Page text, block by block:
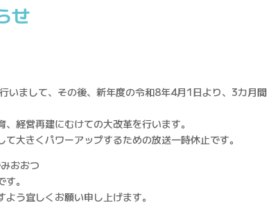
せ
いまして、その後、新年度の令和8年4月1日より、3カ月間
経営再建にむけての大改革を行います。
大きくパワーアップするための放送一時休止です。
おおつ
。
う宜しくお願い申し上げます。